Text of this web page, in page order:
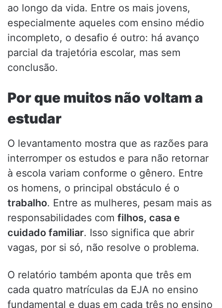
ao longo da vida. Entre os mais jovens,
especialmente aqueles com ensino médio
incompleto, o desafio é outro: há avanço
parcial da trajetória escolar, mas sem
conclusão.
Por que muitos não voltam a
estudar
O levantamento mostra que as razões para
interromper os estudos e para não retornar
à escola variam conforme o gênero. Entre
os homens, o principal obstáculo é o
trabalho. Entre as mulheres, pesam mais as
responsabilidades com filhos, casa e
cuidado familiar. Isso significa que abrir
vagas, por si só, não resolve o problema.
O relatório também aponta que três em
cada quatro matrículas da EJA no ensino
fundamental e duas em cada três no ensino